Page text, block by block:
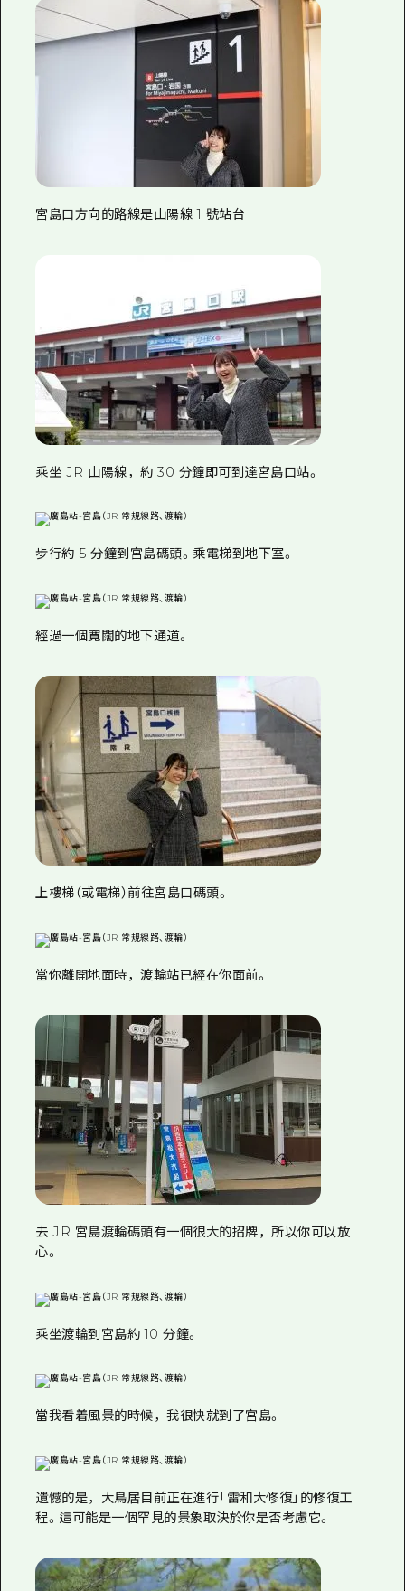
廣島視頻
常見問題
照片下載
災難發生期間的交通資訊
廣島縣觀光宣傳冊
宮島口方向的路線是山陽線 1 號站台
乘坐 JR 山陽線，約 30 分鐘即可到達宮島口站。
步行約 5 分鐘到宮島碼頭。乘電梯到地下室。
經過一個寬闊的地下通道。
上樓梯（或電梯）前往宮島口碼頭。
當你離開地面時，渡輪站已經在你面前。
去 JR 宮島渡輪碼頭有一個很大的招牌，所以你可以放
心。
乘坐渡輪到宮島約 10 分鐘。
當我看着風景的時候，我很快就到了宮島。
遺憾的是，大鳥居目前正在進行「雷和大修復」的修復工
程。這可能是一個罕見的景象取決於你是否考慮它。